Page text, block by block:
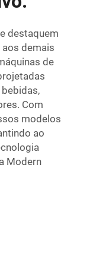
destaquem
demais
de
Com
modelos
ao
Modern